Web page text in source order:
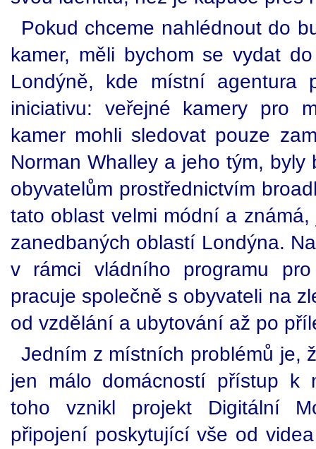
Pokud chceme nahlédnout do
kamer, měli bychom se vydat
Londýně, kde místní agentura
iniciativu: veřejné kamery pro
kamer mohli sledovat pouze
Norman Whalley a jeho tým,
obyvatelům prostřednictvím
tato oblast velmi módní a
zanedbaných oblastí Londýna.
v rámci vládního programu
pracuje společně s obyvateli na
od vzdělání a ubytování až po
Jedním z místních problémů je,
jen málo domácností přístup k
toho vznikl projekt Digitální
připojení poskytující vše od